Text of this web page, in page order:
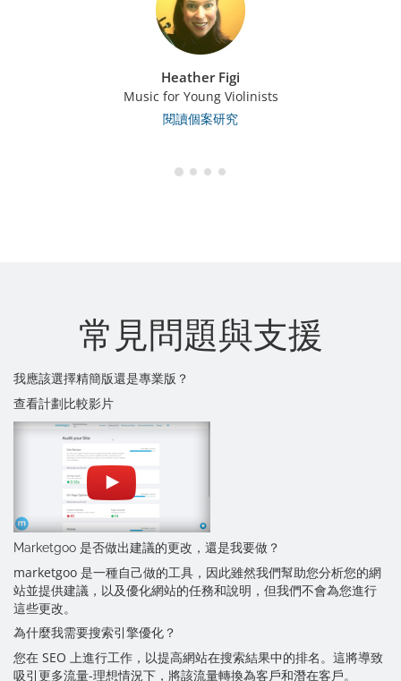
Heather Figi
Music for Young Violinists
閱讀個案研究
常見問題與支援
我應該選擇精簡版還是專業版？
查看計劃比較影片
Marketgoo 是否做出建議的更改，還是我要做？
marketgoo 是一種自己做的工具，因此雖然我們幫助您分析您的網
站並提供建議，以及優化網站的任務和說明，但我們不會為您進行
這些更改。
為什麼我需要搜索引擎優化？
您在 SEO 上進行工作，以提高網站在搜索結果中的排名。這將導致
吸引更多流量-理想情況下，將該流量轉換為客戶和潛在客戶。